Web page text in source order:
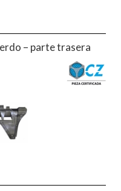
– parte trasera